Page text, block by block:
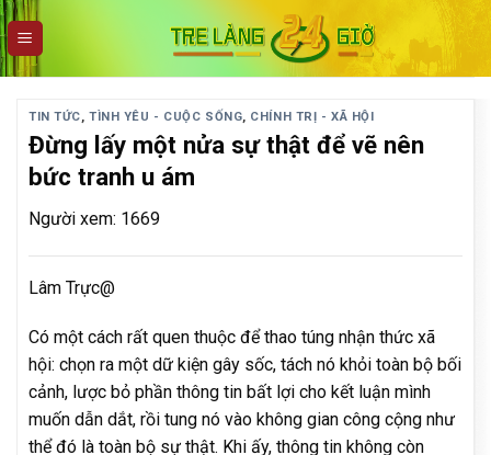
Skip
to
content
TIN TỨC,TÌNH YÊU - CUỘC SỐNG, CHÍNH TRỊ - XÃ HỘI
Đừng lấy một nửa sự thật để vẽ nên
bức tranh u ám
Người xem: 1669
Lâm Trực@
Có một cách rất quen thuộc để thao túng nhận thức xã
hội: chọn ra một dữ kiện gây sốc, tách nó khỏi toàn bộ bối
cảnh, lược bỏ phần thông tin bất lợi cho kết luận mình
muốn dẫn dắt, rồi tung nó vào không gian công cộng như
thể đó là toàn bộ sự thật. Khi ấy, thông tin không còn